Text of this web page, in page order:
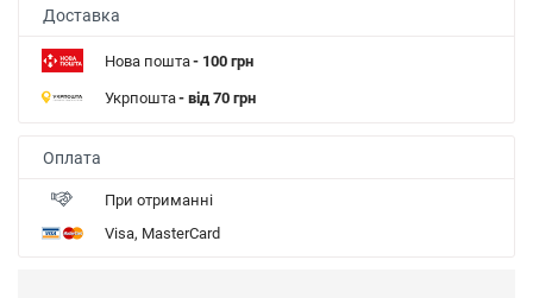
Доставка
Нова пошта- 100 грн
Укрпошта- від 70 грн
Оплата
При отриманні
Visa, MasterCard